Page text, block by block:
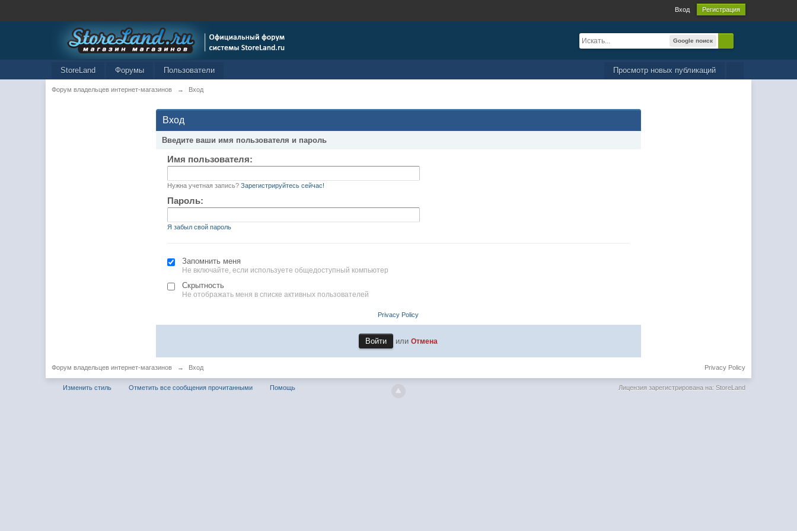
Вход Регистрация
Google поиск
Просмотр новых публикаций
StoreLand Форумы Пользователи
Форум владельцев интернет-магазинов → Вход
Вход
Введите ваши имя пользователя и пароль
Имя пользователя:
Нужна учетная запись? Зарегистрируйтесь сейчас!
Пароль:
Я забыл свой пароль
Запомнить меня
Не включайте, если используете общедоступный компьютер
Скрытность
Не отображать меня в списке активных пользователей
Privacy Policy
илиОтмена
Форум владельцев интернет-магазинов → Вход Privacy Policy
Изменить стиль Отметить все сообщения прочитанными Помощь Лицензия зарегистрирована на: StoreLand